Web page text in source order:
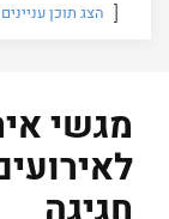
הצג תוכן עניינים
מגשי